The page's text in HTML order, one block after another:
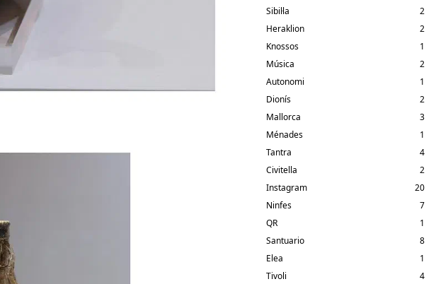
Sibil·la
2
Heraklion
2
Knossos
1
Música
2
Autonomi
1
Dionís
2
Mallorca
3
Ménades
1
Tantra
4
Civitella
2
Instagram
20
Ninfes
7
QR
1
Santuario
8
Elea
1
Tivoli
4